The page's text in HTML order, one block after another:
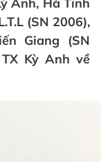
(SN 2006),
Giang (SN
Kỳ Anh về